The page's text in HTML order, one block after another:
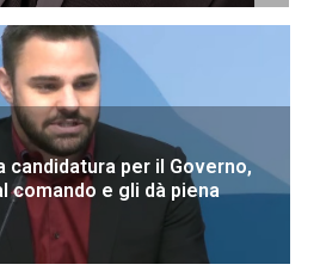
candidatura per il Governo,
comando e gli dà piena